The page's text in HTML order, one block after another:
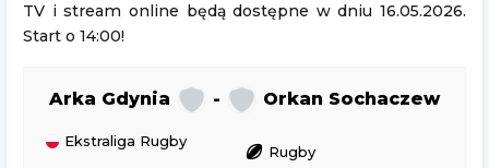
TV i stream online będą dostępne w dniu 16.05.2026.
Start o 14:00!
Arka Gdynia - Orkan Sochaczew
Ekstraliga Rugby
sports_rugby Rugby